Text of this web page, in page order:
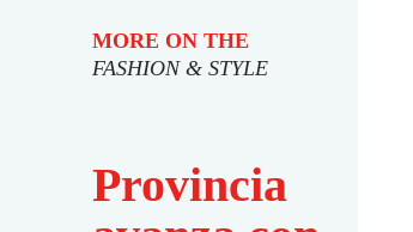
MORE ON THE
FASHION & STYLE
Provincia